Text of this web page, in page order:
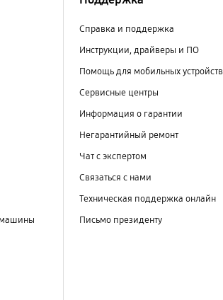
Справка и поддержка
Инструкции, драйверы и ПО
Помощь для мобильных устройств
Сервисные центры
Информация о гарантии
Негарантийный ремонт
Чат с экспертом
Связаться с нами
Техническая поддержка онлайн
Письмо президенту